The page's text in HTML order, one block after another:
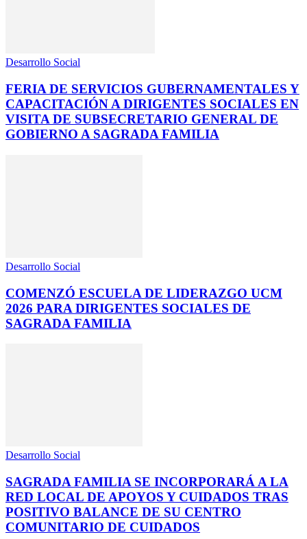
Desarrollo Social
FERIA DE SERVICIOS GUBERNAMENTALES Y
CAPACITACIÓN A DIRIGENTES SOCIALES EN
VISITA DE SUBSECRETARIO GENERAL DE
GOBIERNO A SAGRADA FAMILIA
Desarrollo Social
COMENZÓ ESCUELA DE LIDERAZGO UCM
2026 PARA DIRIGENTES SOCIALES DE
SAGRADA FAMILIA
Desarrollo Social
SAGRADA FAMILIA SE INCORPORARÁ A LA
RED LOCAL DE APOYOS Y CUIDADOS TRAS
POSITIVO BALANCE DE SU CENTRO
COMUNITARIO DE CUIDADOS